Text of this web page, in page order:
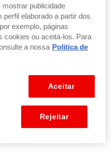
Autónomo
Autónomo
mostrar publicidade
elaborado a partir dos
exemplo, páginas
cookies ou aceitá-los. Para
a nossa Politica de
Aceitar
Rejeitar